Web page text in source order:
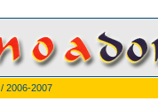
/ 2006-2007